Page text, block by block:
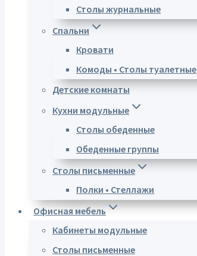
Столы журнальные
Спальни
Кровати
Комоды • Столы туалетные
Детские комнаты
Кухни модульные
Столы обеденные
Обеденные группы
Столы письменные
Полки • Стеллажи
Офисная мебель
Кабинеты модульные
Столы письменные